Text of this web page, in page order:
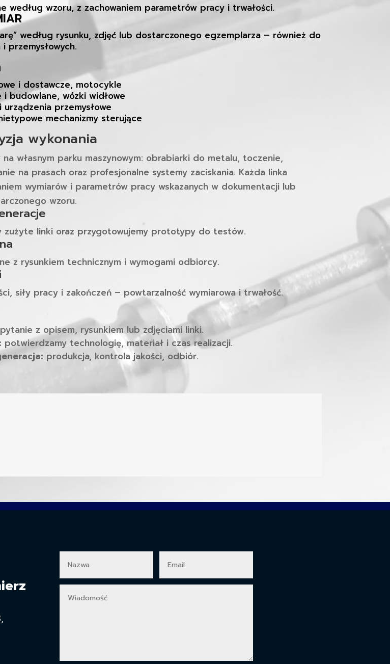
według wzoru, z zachowaniem parametrów pracy i trwałości.
według rysunku, zdjęć lub dostarczonego egzemplarza – również do
przemysłowych.
i dostawcze, motocykle
i budowlane, wózki widłowe
przemysłowe
mechanizmy sterujące
wykonania
własnym parku maszynowym: obrabiarki do metalu, toczenie,
na prasach oraz profesjonalne systemy zaciskania. Każda linka
wymiarów i parametrów pracy wskazanych w dokumentacji lub
wzoru.
zużyte linki oraz przygotowujemy prototypy do testów.
z rysunkiem technicznym i wymogami odbiorcy.
siły pracy i zakończeń – powtarzalność wymiarowa i trwałość.
z opisem, rysunkiem lub zdjęciami linki.
potwierdzamy technologię, materiał i czas realizacji.
produkcja, kontrola jakości, odbiór.